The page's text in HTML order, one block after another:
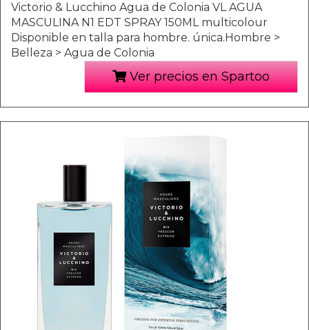
Victorio & Lucchino Agua de Colonia VL AGUA
MASCULINA N1 EDT SPRAY 150ML multicolour
Disponible en talla para hombre. única.Hombre >
Belleza > Agua de Colonia
Ver precios en Spartoo